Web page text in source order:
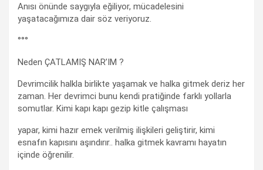
Anısı önünde saygıyla eğiliyor, mücadelesini
yaşatacağımıza dair söz veriyoruz.
°°°
Neden ÇATLAMIŞ NAR’IM ?
Devrimcilik halkla birlikte yaşamak ve halka gitmek deriz her
zaman. Her devrimci bunu kendi pratiğinde farklı yollarla
somutlar. Kimi kapı kapı gezip kitle çalışması
yapar, kimi hazır emek verilmiş ilişkileri geliştirir, kimi
esnafın kapısını aşındırır.. halka gitmek kavramı hayatın
içinde öğrenilir.